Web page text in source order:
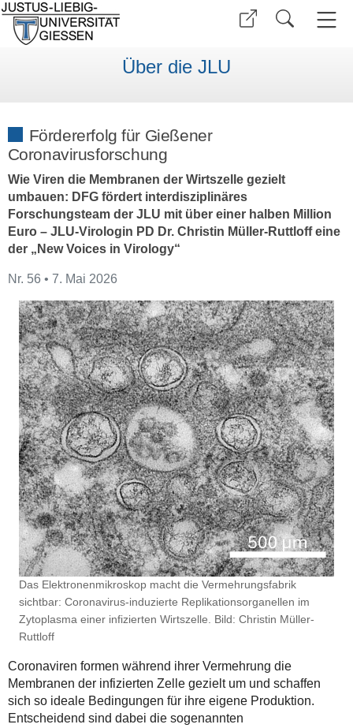
Über die JLU
Fördererfolg für Gießener
Coronavirusforschung
Wie Viren die Membranen der Wirtszelle gezielt
umbauen: DFG fördert interdisziplinäres
Forschungsteam der JLU mit über einer halben Million
Euro – JLU-Virologin PD Dr. Christin Müller-Ruttloff eine
der „New Voices in Virology“
Nr. 56 • 7. Mai 2026
Das Elektronenmikroskop macht die Vermehrungsfabrik
sichtbar: Coronavirus-induzierte Replikationsorganellen im
Zytoplasma einer infizierten Wirtszelle. Bild: Christin Müller-
Ruttloff
Coronaviren formen während ihrer Vermehrung die
Membranen der infizierten Zelle gezielt um und schaffen
sich so ideale Bedingungen für ihre eigene Produktion.
Entscheidend sind dabei die sogenannten